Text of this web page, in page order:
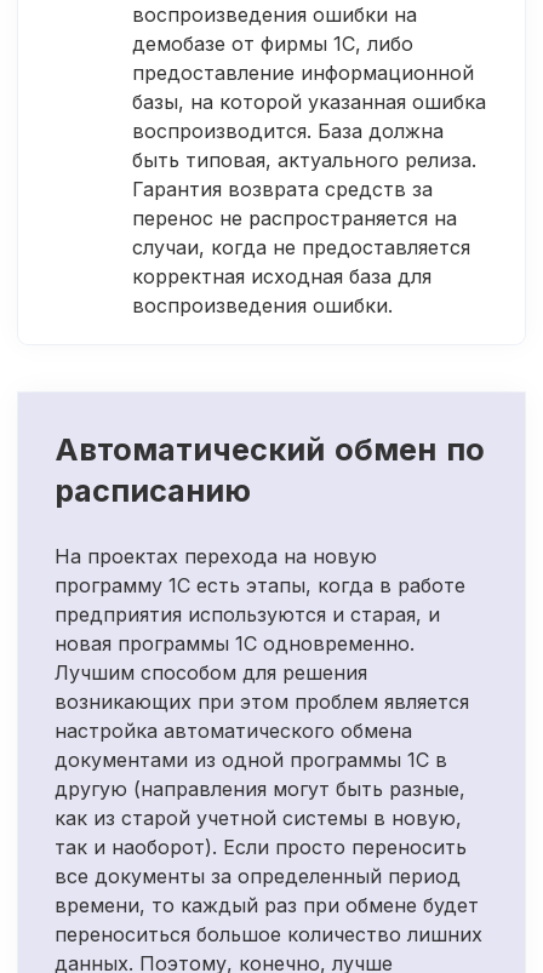
воспроизведения ошибки на
демобазе от фирмы 1С, либо
предоставление информационной
базы, на которой указанная ошибка
воспроизводится. База должна
быть типовая, актуального релиза.
Гарантия возврата средств за
перенос не распространяется на
случаи, когда не предоставляется
корректная исходная база для
воспроизведения ошибки.
Автоматический обмен по
расписанию
На проектах перехода на новую
программу 1С есть этапы, когда в работе
предприятия используются и старая, и
новая программы 1С одновременно.
Лучшим способом для решения
возникающих при этом проблем является
настройка автоматического обмена
документами из одной программы 1С в
другую (направления могут быть разные,
как из старой учетной системы в новую,
так и наоборот). Если просто переносить
все документы за определенный период
времени, то каждый раз при обмене будет
переноситься большое количество лишних
данных. Поэтому, конечно, лучше